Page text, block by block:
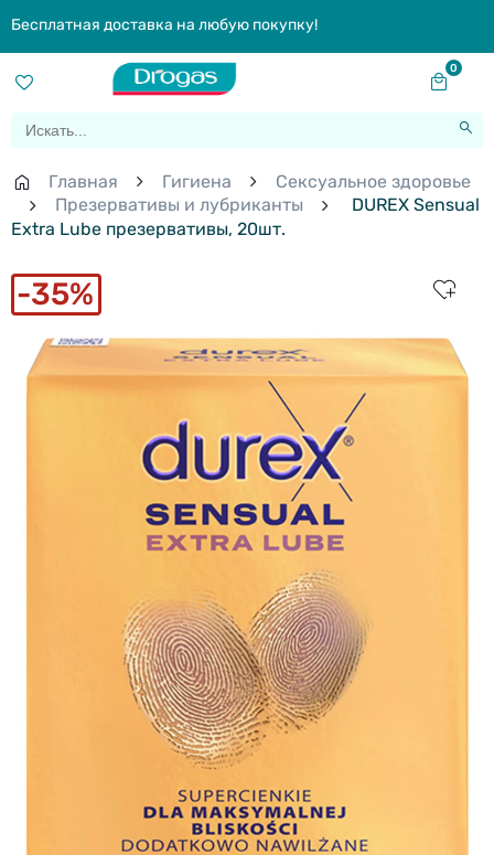
Бесплатная доставка на любую покупку!
0
Главная Гигиена
Сексуальное здоровье
Презервативы и лубриканты
DUREX Sensual
Extra Lube презервативы, 20шт.
35%